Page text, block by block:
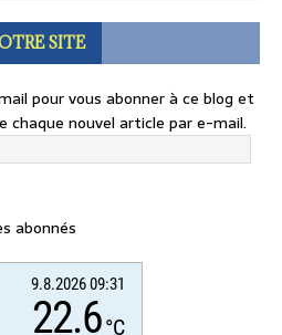
SITE
pour vous abonner à ce blog et
chaque nouvel article par e-mail.
abonnés